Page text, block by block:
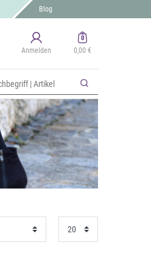
Blog
Anmelden
0
0,00 €